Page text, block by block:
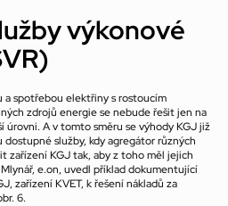
výkonové
spotřebou elektřiny s rostoucím
zdrojů energie se nebude řešit jen na
úrovni. A v tomto směru se výhody KGJ již
dostupné služby, kdy agregátor různých
zařízení KGJ tak, aby z toho měl jejich
e.on, uvedl příklad dokumentující
zařízení KVET, k řešení nákladů za
6.